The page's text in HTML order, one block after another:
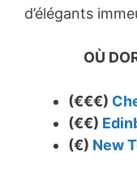
d’élégants
OÙ
(€€€)
(€€)
(€) New